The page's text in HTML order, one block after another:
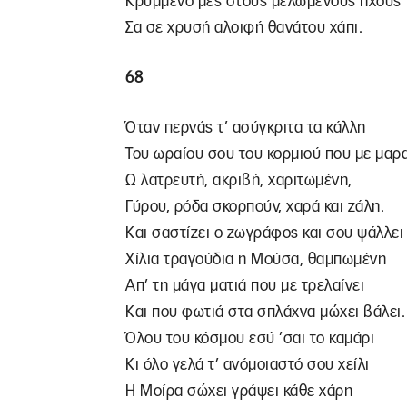
Σα σε χρυσή αλοιφή θανάτου χάπι.
68
Όταν περνάς τ’ ασύγκριτα τα κάλλη
Του ωραίου σου του κορμιού που με
Ω λατρευτή, ακριβή, χαριτωμένη,
Γύρου, ρόδα σκορπούν, χαρά και ζάλη.
Και σαστίζει ο ζωγράφος και σου ψάλλει
Χίλια τραγούδια η Μούσα, θαμπωμένη
Απ’ τη μάγα ματιά που με τρελαίνει
Και που φωτιά στα σπλάχνα μώχει βάλει.
Όλου του κόσμου εσύ ’σαι το καμάρι
Κι όλο γελά τ’ ανόμοιαστό σου χείλι
Η Μοίρα σώχει γράψει κάθε χάρη